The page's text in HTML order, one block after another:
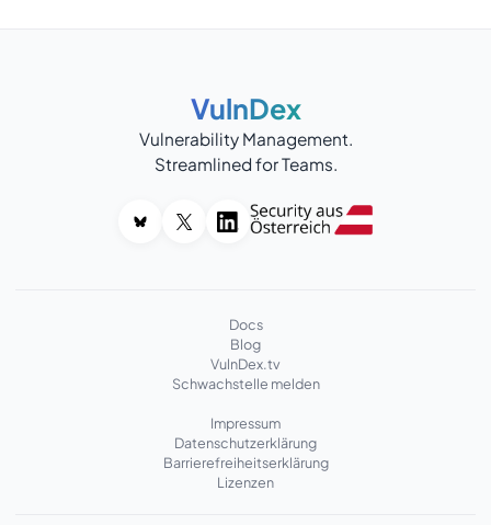
VulnDex
Vulnerability Management.
Streamlined for Teams.
Docs
Blog
VulnDex.tv
Schwachstelle melden
Impressum
Datenschutzerklärung
Barrierefreiheitserklärung
Lizenzen